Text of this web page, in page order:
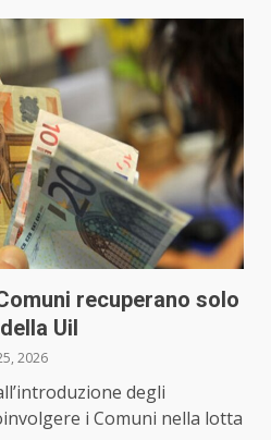
recuperano solo
Uil
2026
degli
i Comuni nella lotta